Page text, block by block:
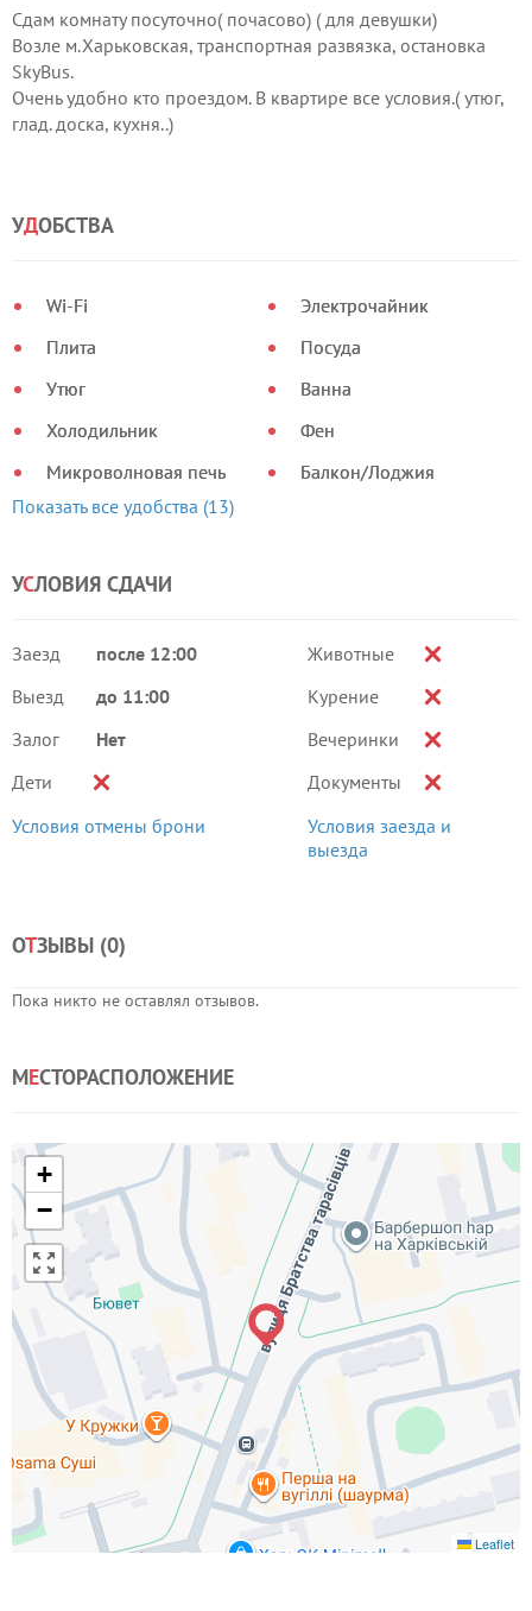
Сдам комнату посуточно( почасово) ( для девушки)
Возле м.Харьковская, транспортная развязка, остановка
SkyBus.
Очень удобно кто проездом. В квартире все условия.( утюг,
глад. доска, кухня..)
УДОБСТВА
Wi-Fi
Плита
Утюг
Холодильник
Микроволновая печь
Электрочайник
Посуда
Ванна
Фен
Балкон/Лоджия
Показать все удобства (13)
УСЛОВИЯ СДАЧИ
Заезд
после 12:00
Выезд
до 11:00
Залог
Нет
Дети
Условия отмены брони
Животные
Курение
Вечеринки
Документы
Условия заезда и
выезда
ОТЗЫВЫ (0)
Пока никто не оставлял отзывов.
МЕСТОРАСПОЛОЖЕНИЕ
+
−
Leaflet